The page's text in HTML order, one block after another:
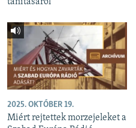
2025. OKTÓBER 19.
Miért rejtettek morzejeleket a